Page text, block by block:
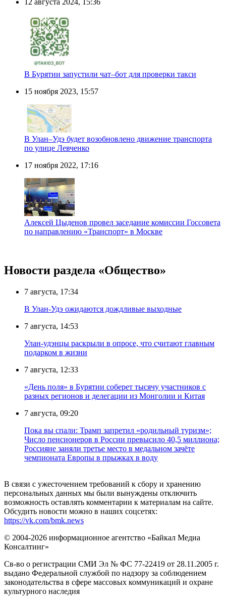
В Бурятии запустили чат–бот для проверки такси
15 ноября 2023, 15:57
В Улан–Удэ будет возобновлено движение транспорта
по улице Левченко
17 ноября 2022, 17:16
Алексей Цыденов провел заседание комиссии Госcовета
по направлению «Транспорт» в Москве
Новости раздела «Общество»
7 августа, 17:34
В Улан-Удэ ожидаются дождливые выходные
7 августа, 14:53
Улан-удэнцы раскрыли в опросе, что считают главным
подарком в жизни
7 августа, 12:33
«День поля» в Бурятии соберет тысячу участников с
разных регионов и делегации из Монголии и Китая
7 августа, 09:20
Пока вы спали: Трамп запретил «родильный туризм»;
Число пенсионеров в России превысило 40,5 миллиона;
Россияне заняли третье место в медальном зачёте
чемпионата Европы в прыжках в воду
В связи с ужесточением требований к сбору и хранению
персональных данных мы были вынуждены отключить
возможность оставлять комментарии к материалам на сайте.
Обсудить новости можно в наших соцсетях:
https://vk.com/bmk.news
© 2004-2026 информационное агентство «Байкал Медиа
Консалтинг»
Св-во о регистрации СМИ Эл № ФС 77-22419 от 28.11.2005 г.
выдано Федеральной службой по надзору за соблюдением
законодательства в сфере массовых коммуникаций и охране
культурного наследия